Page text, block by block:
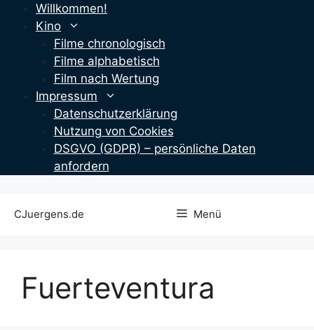
Zum
Inhalt
springen
Willkommen!
Kino
Filme chronologisch
Filme alphabetisch
Film nach Wertung
Impressum
Datenschutzerklärung
Nutzung von Cookies
DSGVO (GDPR) – persönliche Daten
anfordern
CJuergens.de Menü
Fuerteventura